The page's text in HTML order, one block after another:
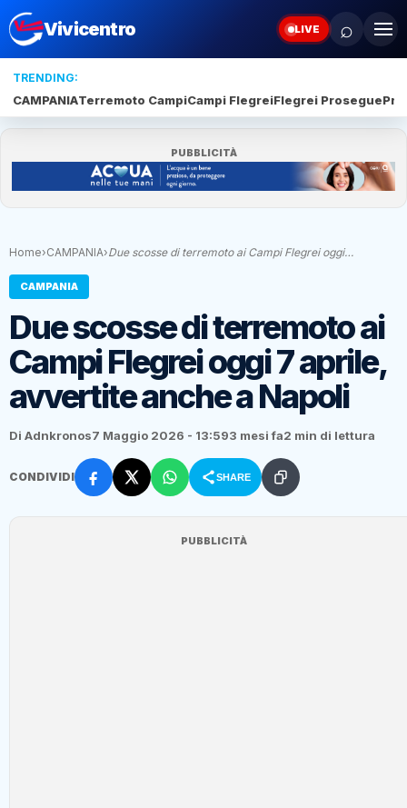
Vivicentro LIVE ⌕
TRENDING:
CAMPANIATerremoto CampiCampi FlegreiFlegrei Prosegue
PUBBLICITÀ
Home›CAMPANIA›Due scosse di terremoto ai Campi Flegrei oggi…
CAMPANIA
Due scosse di terremoto ai
Campi Flegrei oggi 7 aprile,
avvertite anche a Napoli
Di Adnkronos7 Maggio 2026 - 13:593 mesi fa2 min di lettura
CONDIVIDI SHARE
PUBBLICITÀ